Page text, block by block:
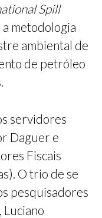
Spill
a metodologia
ambiental de
de petróleo
servidores
Daguer e
Fiscais
O trio de se
pesquisadores